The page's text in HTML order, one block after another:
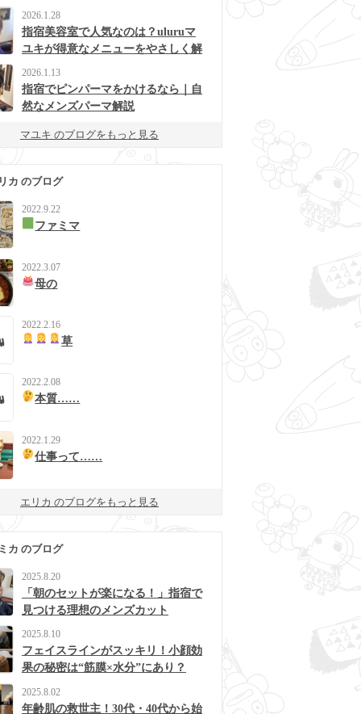
2026.1.28
指宿美容室で人気なのは？uluruマ
ユキが得意なメニューをやさしく解
2026.1.13
指宿でピンパーマをかけるなら｜自
然なメンズパーマ解説
マユキ のブログをもっと見る
カ のブログ
2022.9.22
ファミマ
2022.3.07
母の
2022.2.16
草
2022.2.08
本質……
2022.1.29
仕事って……
エリカ のブログをもっと見る
カ のブログ
2025.8.20
「朝のセットが楽になる！」指宿で
見つける理想のメンズカット
2025.8.10
フェイスラインがスッキリ！小顔効
果の秘密は“筋膜×水分”にあり？
2025.8.02
年齢肌の救世主！30代・40代から始